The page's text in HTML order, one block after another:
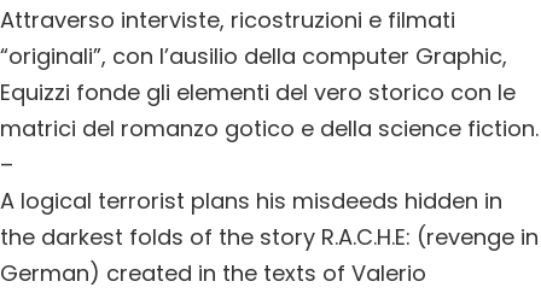
Attraverso interviste, ricostruzioni e filmati
“originali”, con l’ausilio della computer Graphic,
Equizzi fonde gli elementi del vero storico con le
matrici del romanzo gotico e della science fiction.
–
A logical terrorist plans his misdeeds hidden in
the darkest folds of the story R.A.C.H.E: (revenge in
German) created in the texts of Valerio